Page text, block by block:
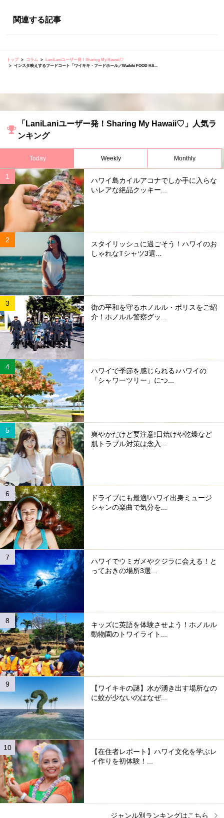
関連する記事
トップ コラム
LaniLaniユーザー発！Sharing My Hawaii♡
インスタ映えするフードコート「ワイキキ・フードホール／Waikiki FOOD HA...
「LaniLaniユーザー発！Sharing My Hawaii♡」人気ラ
ンキング
Today Weekly Monthly
ハワイ島カイルアコナでしか手に入らな
いレアな絶品クッキー...
スタイリッシュに過ごそう！ハワイのお
しゃれなTシャツ3選...
街の平和を守るホノルル・ポリスをご紹
介！ホノルル警察グッ...
ハワイで季節を感じられる♪ハワイの
「シャワーツリー」につ...
爽やかだけど要注意!日焼けや乾燥など
肌トラブル対策は念入...
ドライブにも最適!ハワイ出身ミュージ
シャンの楽曲で気分を...
ハワイでウミガメやクジラに会える！と
っておきの場所3選...
キッズに英語を体験させよう！ホノルル
動物園のトワイライト...
【ワイキキの謎】水が湧き出す場所なの
に蚊が少ないのはなぜ...
【在住者レポート】ハワイ文化を学ぶレ
イ作りを初体験！...
ジャンル別ランキングはこちら